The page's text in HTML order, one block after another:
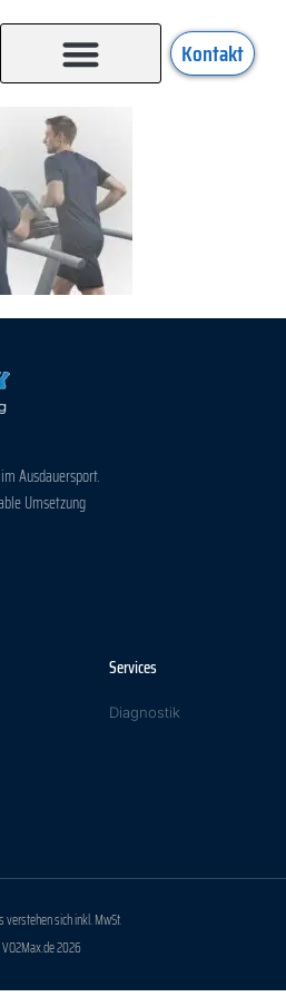
Kontakt
Ausdauersport.
Umsetzung
Services
Diagnostik
verstehen sich inkl. MwSt.
2026